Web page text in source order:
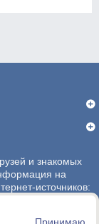
и знакомых
на
источников: